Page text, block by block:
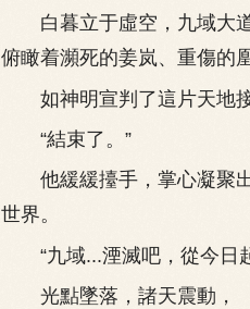
白暮立于虛空，九域大道
俯瞰着瀕死的姜岚、重傷的
如神明宣判了這片天地接
“結束了。”
他緩緩擡手，掌心凝聚出
世界。
“九域...湮滅吧，從今日
光點墜落，諸天震動，